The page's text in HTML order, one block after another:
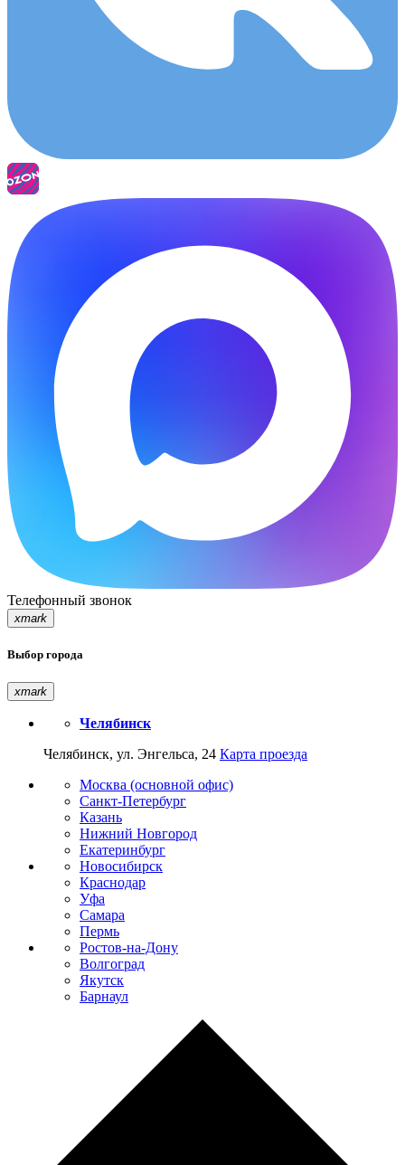
Телефонный звонок
xmark
Выбор города
xmark
Челябинск
Челябинск, ул. Энгельса, 24 Карта проезда
Москва (основной офис)
Санкт-Петербург
Казань
Нижний Новгород
Екатеринбург
Новосибирск
Краснодар
Уфа
Самара
Пермь
Ростов-на-Дону
Волгоград
Якутск
Барнаул